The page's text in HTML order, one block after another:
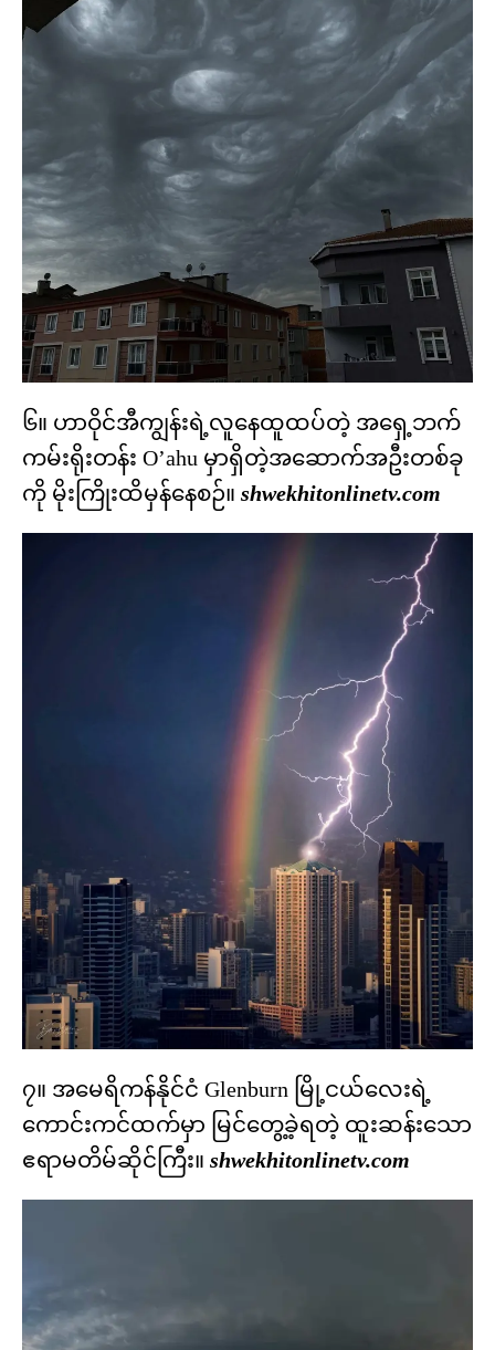
၆။ ဟာဝိုင်အီကျွန်းရဲ့လူနေထူထပ်တဲ့ အရှေ့ဘက်
ကမ်းရိုးတန်း O’ahu မှာရှိတဲ့အဆောက်အဦးတစ်ခု
ကို မိုးကြိုးထိမှန်နေစဉ်။ shwekhitonlinetv.com
၇။ အမေရိကန်နိုင်ငံ Glenburn မြို့ငယ်လေးရဲ့
ကောင်းကင်ထက်မှာ မြင်တွေ့ခဲ့ရတဲ့ ထူးဆန်းသော
ဧရာမတိမ်ဆိုင်ကြီး။ shwekhitonlinetv.com